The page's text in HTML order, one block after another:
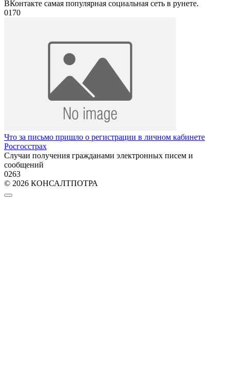
ВКонтакте самая популярная социальная сеть в рунете.
0170
Что за письмо пришло о регистрации в личном кабинете
Росгосстрах
Случаи получения гражданами электронных писем и
сообщений
0263
© 2026 КОНСАЛТПОТРА